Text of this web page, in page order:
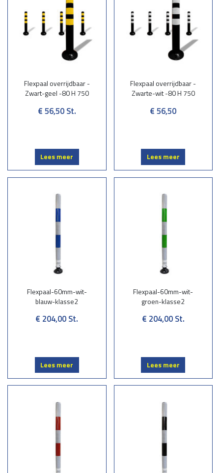
Flexpaal overrijdbaar -
Zwart-geel -80 H 750
€ 56,50 St.
Lees meer
Flexpaal overrijdbaar -
Zwarte-wit -80 H 750
€ 56,50
Lees meer
Flexpaal-60mm-wit-
blauw-klasse2
€ 204,00 St.
Lees meer
Flexpaal-60mm-wit-
groen-klasse2
€ 204,00 St.
Lees meer